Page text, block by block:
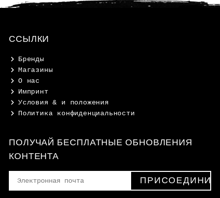
ССЫЛКИ
Бренды
Магазины
О нас
Импринт
Условия & и положения
Политика конфиденциальности
ПОЛУЧАЙ БЕСПЛАТНЫЕ ОБНОВЛЕНИЯ
КОНТЕНТА